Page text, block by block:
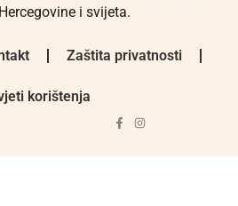
i svijeta.
Zaštita privatnosti
korištenja